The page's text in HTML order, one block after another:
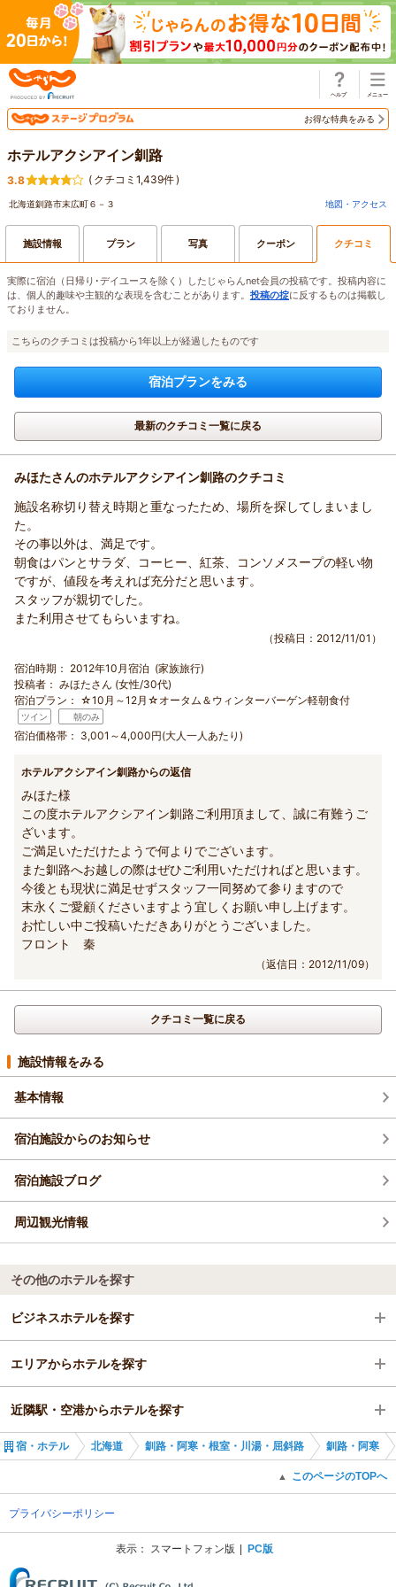
お得な特典をみる
ホテルアクシアイン釧路
3.8 ( クチコミ1,439件)
北海道釧路市末広町６－３ 地図・アクセス
施設情報 プラン 写真 クーポン クチコミ
実際に宿泊（日帰り･デイユースを除く）したじゃらんnet会員の投稿です。投稿内容に
は、個人的趣味や主観的な表現を含むことがあります。 投稿の掟に反するものは掲載し
ておりません。
こちらのクチコミは投稿から1年以上が経過したものです
宿泊プランをみる
最新のクチコミ一覧に戻る
みほたさんのホテルアクシアイン釧路のクチコミ
施設名称切り替え時期と重なったため、場所を探してしまいまし
た。
その事以外は、満足です。
朝食はパンとサラダ、コーヒー、紅茶、コンソメスープの軽い物
ですが、値段を考えれば充分だと思います。
スタッフが親切でした。
また利用させてもらいますね。
（投稿日：2012/11/01）
宿泊時期： 2012年10月宿泊 (家族旅行)
投稿者： みほたさん (女性/30代)
宿泊プラン： ☆10月～12月☆オータム＆ウィンターバーゲン軽朝食付
ツイン 朝のみ
宿泊価格帯： 3,001～4,000円(大人一人あたり)
ホテルアクシアイン釧路からの返信
みほた様
この度ホテルアクシアイン釧路ご利用頂まして、誠に有難うご
ざいます。
ご満足いただけたようで何よりでございます。
また釧路へお越しの際はぜひご利用いただければと思います。
今後とも現状に満足せずスタッフ一同努めて参りますので
末永くご愛顧くださいますよう宜しくお願い申し上げます。
お忙しい中ご投稿いただきありがとうございました。
フロント 秦
（返信日：2012/11/09）
クチコミ一覧に戻る
施設情報をみる
基本情報
宿泊施設からのお知らせ
宿泊施設ブログ
周辺観光情報
その他のホテルを探す
ビジネスホテルを探す
北海道
釧路・阿寒・根室・川湯・屈斜路
釧路・阿寒
エリアからホテルを探す
北海道
釧路・阿寒・根室・川湯・屈斜路
近隣駅・空港からホテルを探す
釧路駅
宿・ホテル 北海道 釧路・阿寒・根室・川湯・屈斜路 釧路・阿寒
▲ このページのTOPへ
プライバシーポリシー
表示： スマートフォン版 PC版